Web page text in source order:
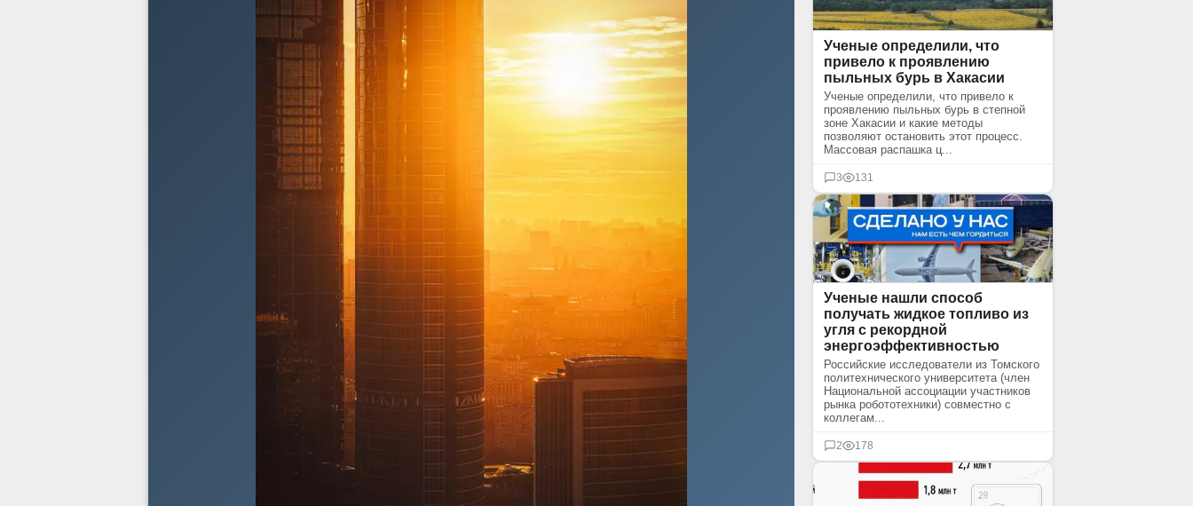
Ученые определили, что
привело к проявлению
пыльных бурь в Хакасии
Ученые определили, что привело к
проявлению пыльных бурь в степной
зоне Хакасии и какие методы
позволяют остановить этот процесс.
Массовая распашка ц...
3 131
Ученые нашли способ
получать жидкое топливо из
угля с рекордной
энергоэффективностью
Российские исследователи из Томского
политехнического университета (член
Национальной ассоциации участников
рынка робототехники) совместно с
коллегам...
2 178